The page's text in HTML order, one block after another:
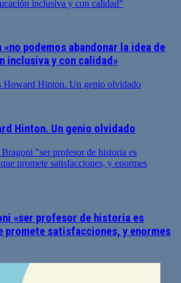
«no podemos abandonar la idea de
inclusiva y con calidad»
Hinton. Un genio olvidado
«ser profesor de historia es
promete satisfacciones, y enormes